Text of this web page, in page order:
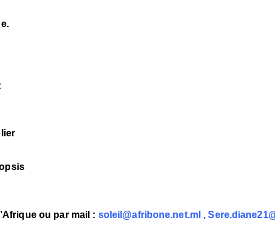
ou par mail : soleil@afribone.net.ml ,